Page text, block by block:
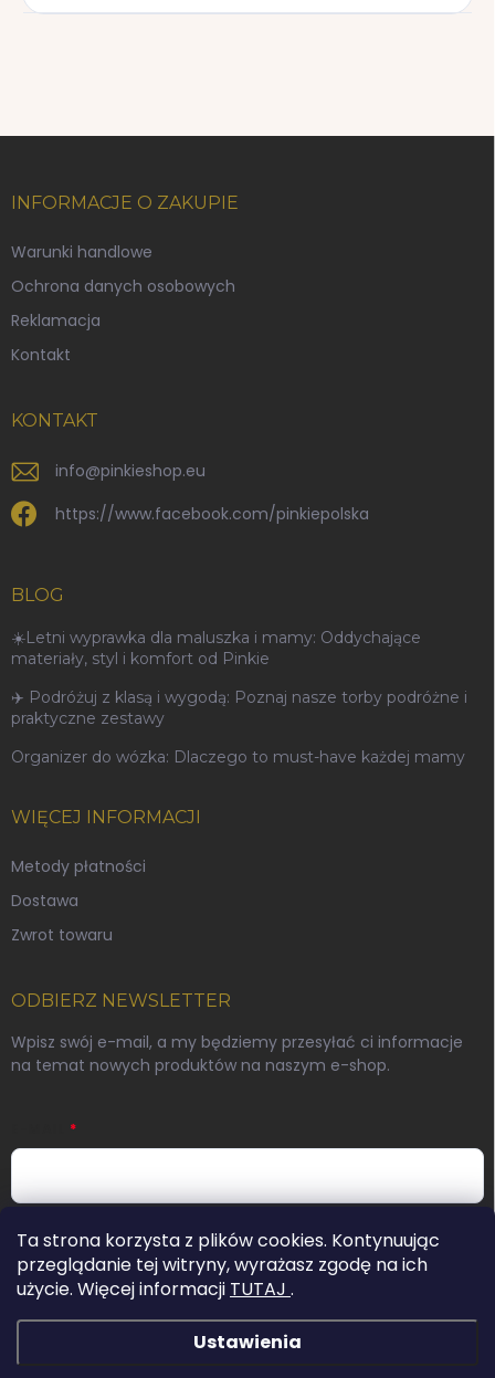
Ta strona korzysta z plików cookies. Kontynuując
przeglądanie tej witryny, wyrażasz zgodę na ich
użycie. Więcej informacji TUTAJ .
Ustawienia
o
k
INFORMACJE O ZAKUPIE
Warunki handlowe
Ochrona danych osobowych
Reklamacja
Kontakt
KONTAKT
info@pinkieshop.eu
https://www.facebook.com/pinkiepolska
BLOG
☀️Letni wyprawka dla maluszka i mamy: Oddychające
materiały, styl i komfort od Pinkie
✈️ Podróżuj z klasą i wygodą: Poznaj nasze torby podróżne i
praktyczne zestawy
Organizer do wózka: Dlaczego to must-have każdej mamy
WIĘCEJ INFORMACJI
Metody płatności
Dostawa
Zwrot towaru
ODBIERZ NEWSLETTER
Wpisz swój e-mail, a my będziemy przesyłać ci informacje
na temat nowych produktów na naszym e-shop.
Podając swój adres e-mail wyrażasz zgodę na warunki
ochrony danych osobowych.
Zaloguj się